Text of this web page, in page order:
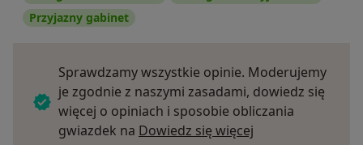
Przyjazny gabinet
Sprawdzamy wszystkie opinie. Moderujemy
je zgodnie z naszymi zasadami, dowiedz się
więcej o opiniach i sposobie obliczania
gwiazdek na Dowiedz się więcej